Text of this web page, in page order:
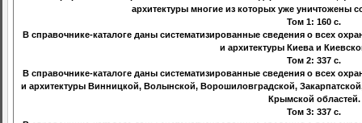
архитектуры многие из которых уже уничтожены
Том 1: 160 с.
В справочнике-каталоге даны систематизированные сведения о всех
и архитектуры Киева и
Том 2: 337 с.
В справочнике-каталоге даны систематизированные сведения о всех
и архитектуры Винницкой, Волынской, Ворошиловградской,
Крымской областей.
Том 3: 337 с.